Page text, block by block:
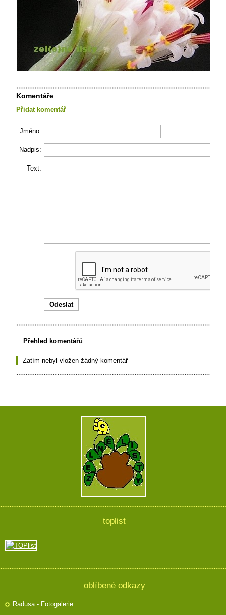
Komentáře
Přidat komentář
Jméno:
Nadpis:
Text:
Přehled komentářů
Zatím nebyl vložen žádný komentář
toplist
oblíbené odkazy
Radusa - Fotogalerie